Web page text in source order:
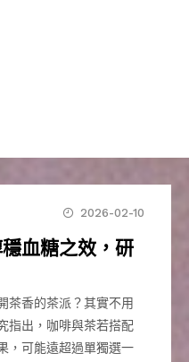
2026-02-10
血糖之效，研
茶香的茶派？其實不用
指出，咖啡與茶若搭配
，可能遠超過單獨選一